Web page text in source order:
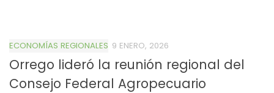
ECONOMÍAS REGIONALES 9 ENERO, 2026
Orrego lideró la reunión regional del
Consejo Federal Agropecuario